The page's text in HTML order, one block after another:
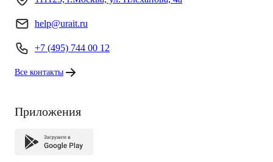
help@urait.ru
+7 (495) 744 00 12
Все контакты
Приложения